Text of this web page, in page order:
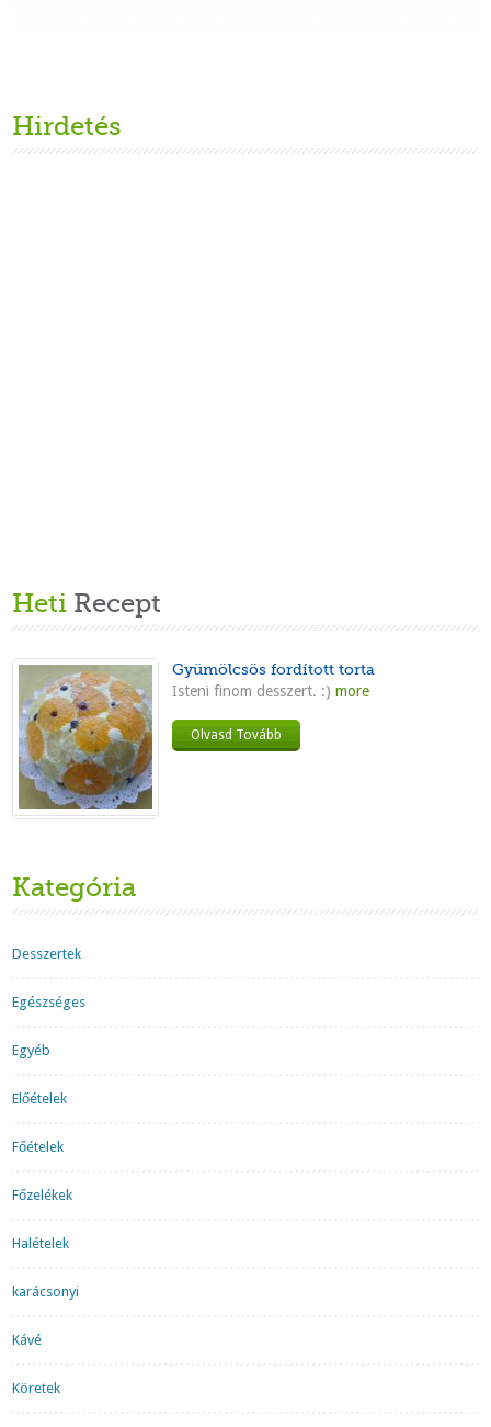
Hirdetés
Heti Recept
Gyümölcsös fordított torta
Isteni finom desszert. :) more
Olvasd Tovább
Kategória
Desszertek
Egészséges
Egyéb
Előételek
Főételek
Főzelékek
Halételek
karácsonyi
Kávé
Köretek